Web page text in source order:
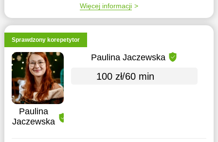
Więcej informacji
Sprawdzony korepetytor
Paulina
Jaczewska
Paulina Jaczewska
100 zł/60 min